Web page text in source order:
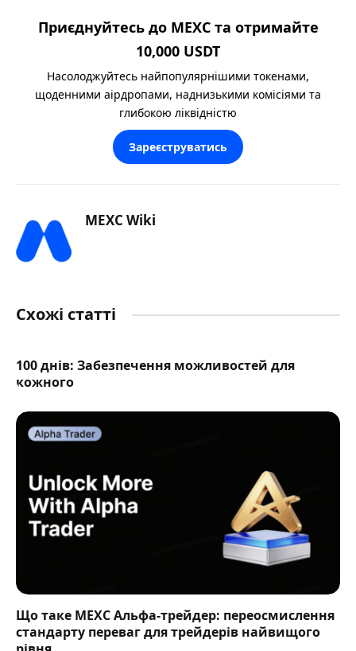
Приєднуйтесь до MEXC та отримайте
10,000 USDT
Насолоджуйтесь найпопулярнішими токенами,
щоденними аірдропами, наднизькими комісіями та
глибокою ліквідністю
Зареєструватись
MEXC Wiki
Схожі статті
100 днів: Забезпечення можливостей для
кожного
Що таке MEXC Альфа-трейдер: переосмислення
стандарту переваг для трейдерів найвищого